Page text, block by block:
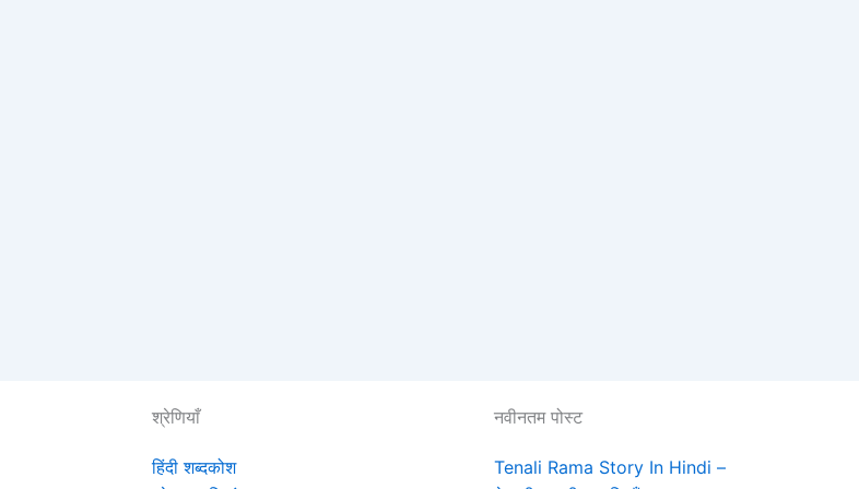
श्रेणियाँ
हिंदी शब्दकोश
नवीनतम पोस्ट
Tenali Rama Story In Hindi –